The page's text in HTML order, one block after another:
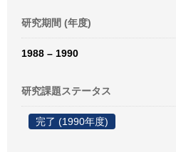
研究期間 (年度)
1988 – 1990
研究課題ステータス
完了 (1990年度)